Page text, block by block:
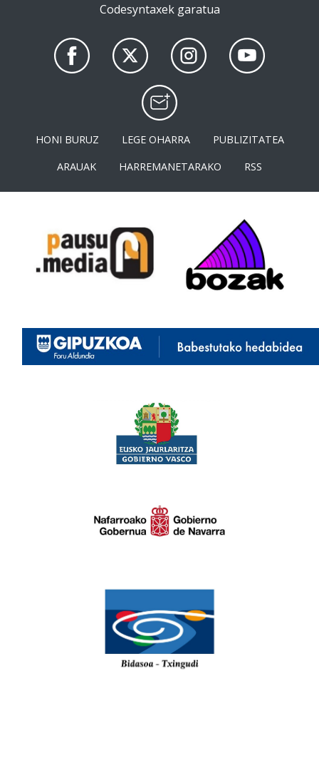
Codesyntaxek garatua
HONI BURUZ LEGE OHARRA
PUBLIZITATEA
ARAUAK
HARREMANETARAKO RSS